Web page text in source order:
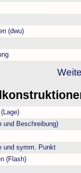
(dwu)
und Beschreibung)
und symm. Punkt
(Flash)